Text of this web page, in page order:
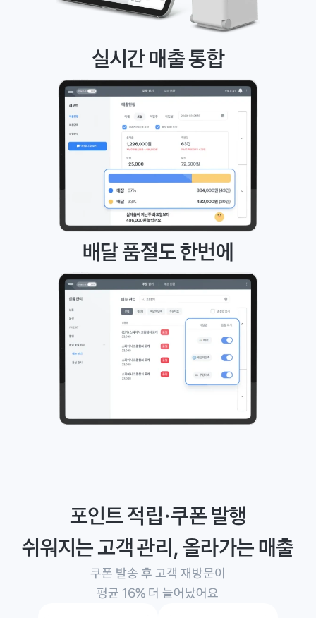
실시간 매출 통합
배달 품절도 한번에
포인트 적립・쿠폰 발행
쉬워지는 고객 관리, 올라가는 매출
쿠폰 발송 후 고객 재방문이
평균 16% 더 늘어났어요